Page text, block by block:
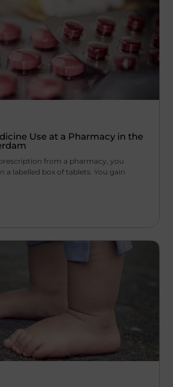
Use at a Pharmacy in the
from a pharmacy, you
a labelled box of tablets. You gain